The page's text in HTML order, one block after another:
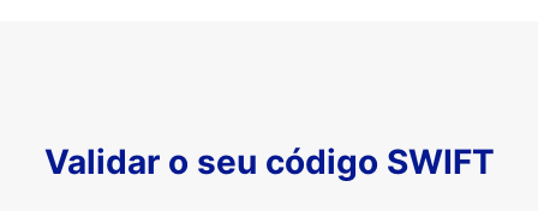
Validar o seu código SWIFT